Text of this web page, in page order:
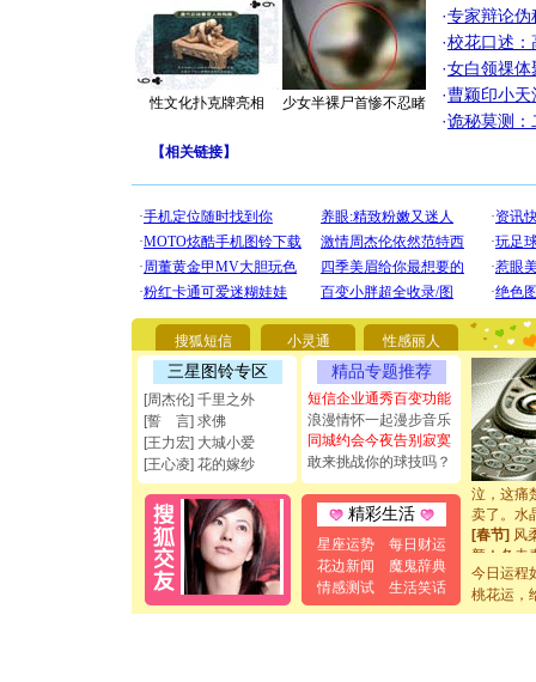
性文化扑克牌亮相 少女半裸尸首惨不忍睹
·专家辩论伪
·校花口述：
·女白领祼体
·曹颖印小天
·诡秘莫测：
【相关链接】
搜狐短信 小灵通 性感丽人
三星图铃专区
[周杰伦] 千里之外
[誓 言] 求佛
[王力宏] 大城小爱
[王心凌] 花的嫁纱
精品专题推荐
短信企业通秀百变功能
浪漫情怀一起漫步音乐
同城约会今夜告别寂寞
敢来挑战你的球技吗？
精彩生活
星座运势
每日财运
花边新闻
魔鬼辞典
情感测试
生活笑话
要平安
[圣诞节]
能正大
都要快乐
[圣诞节]
如意,快
[元旦]看
断电。爱
你是我专
[元旦]如
起；二是
离。水晶
[元旦]当
泣，这痛
卖了。水
[春节] 风
颜！冬去
道一声
[春节]传
片叶子是
今日运程
桃花运，